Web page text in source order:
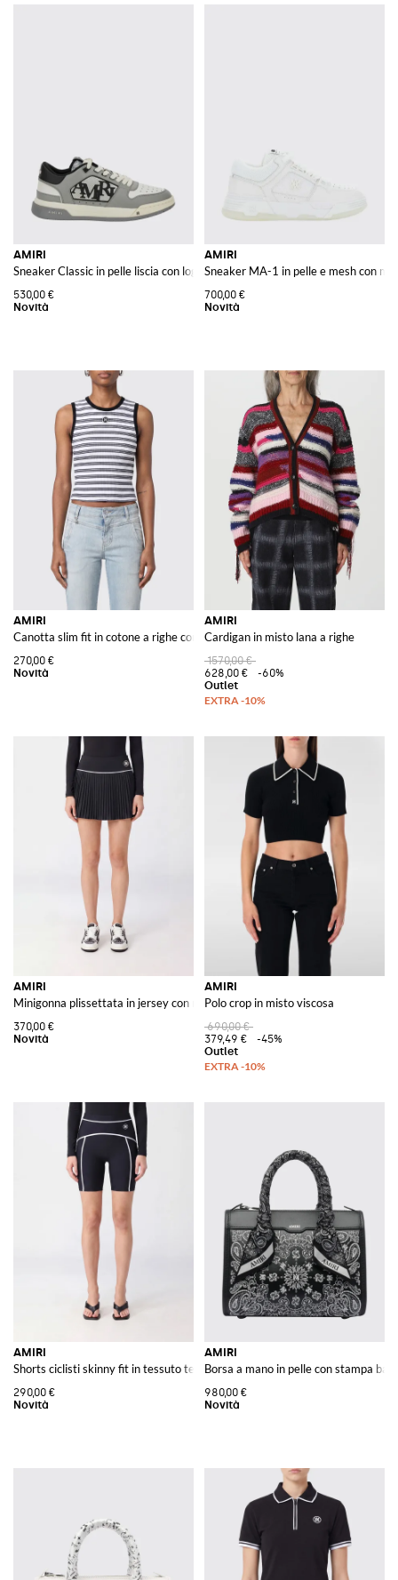
AMIRI
Sneaker Classic in pelle liscia con logo in gomma e punta traforata
530,00 €
AMIRI
Sneaker MA-1 in pelle e mesh con
700,00 €
AMIRI
Canotta slim fit in cotone a righe con logo
270,00 €
AMIRI
Cardigan in misto lana a righe
1570,00 €
628,00 €
-60%
AMIRI
Minigonna plissettata in jersey con monogramma ricamato
370,00 €
AMIRI
Polo crop in misto viscosa
690,00 €
379,49 €
-45%
AMIRI
Shorts ciclisti skinny fit in tessuto tecnico stretch a vita alta con logo
290,00 €
AMIRI
Borsa a mano in pelle con stampa
980,00 €